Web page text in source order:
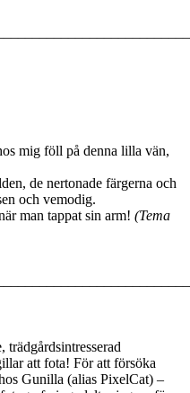
mig föll på denna lilla vän,
de nertonade färgerna och
och vemodig.
man tappat sin arm! (Tema
att fota! För att försöka
Gunilla (alias PixelCat) –